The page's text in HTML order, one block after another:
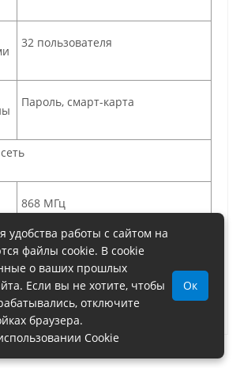
32 пользователя
Пароль, смарт-карта
868 МГц
работы с сайтом на
файлы cookie. В cookie
о ваших прошлых
Если вы не хотите, чтобы
отключите
браузера.
Cookie
Ок